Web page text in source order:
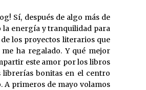
Sí, después de algo más de
la energía y tranquilidad para
los proyectos literarios que
ha regalado. Y qué mejor
este amor por los libros
librerías bonitas en el centro
A primeros de mayo volamos